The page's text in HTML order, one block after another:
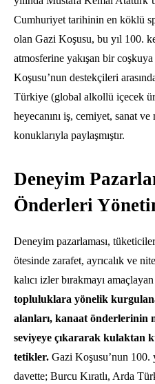
Cumhuriyet tarihinin en köklü
olan Gazi Koşusu, bu yıl 100.
atmosferine yakışan bir
Koşusu’nun destekçileri
Türkiye (global alkollü içecek
heyecanını iş, cemiyet, sanat ve
konuklarıyla paylaşmıştır.
Deneyim
Önderleri
Deneyim pazarlaması,
ötesinde zarafet, ayrıcalık ve
kalıcı izler bırakmayı
topluluklara yönelik
alanları, kanaat önderlerinin
seviyeye çıkararak kulaktan
tetikler. Gazi Koşusu’nun 100.
davette; Burcu Kıratlı, Arda